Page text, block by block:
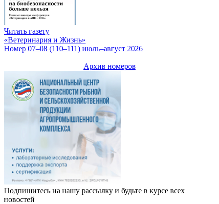
Читать газету
«Ветеринария и Жизнь»
Номер 07–08 (110–111) июль–август 2026
Архив номеров
Подпишитесь на нашу рассылку и будьте в курсе всех
новостей